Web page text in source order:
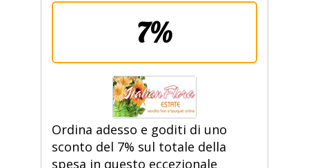
7%
Ordina adesso e goditi di uno
sconto del 7% sul totale della
spesa in questo eccezionale